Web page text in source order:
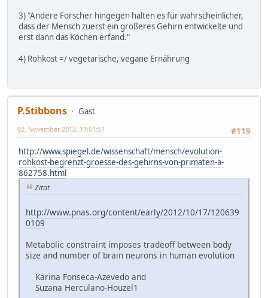
3) "Andere Forscher hingegen halten es für wahrscheinlicher,
dass der Mensch zuerst ein größeres Gehirn entwickelte und
erst dann das Kochen erfand."
4) Rohkost =/ vegetarische, vegane Ernährung
P.Stibbons
Gast
#119
02. November 2012, 17:01:51
http://www.spiegel.de/wissenschaft/mensch/evolution-
rohkost-begrenzt-groesse-des-gehirns-von-primaten-a-
862758.html
Zitat
http://www.pnas.org/content/early/2012/10/17/120639
0109
Metabolic constraint imposes tradeoff between body
size and number of brain neurons in human evolution
Karina Fonseca-Azevedo and
Suzana Herculano-Houzel1